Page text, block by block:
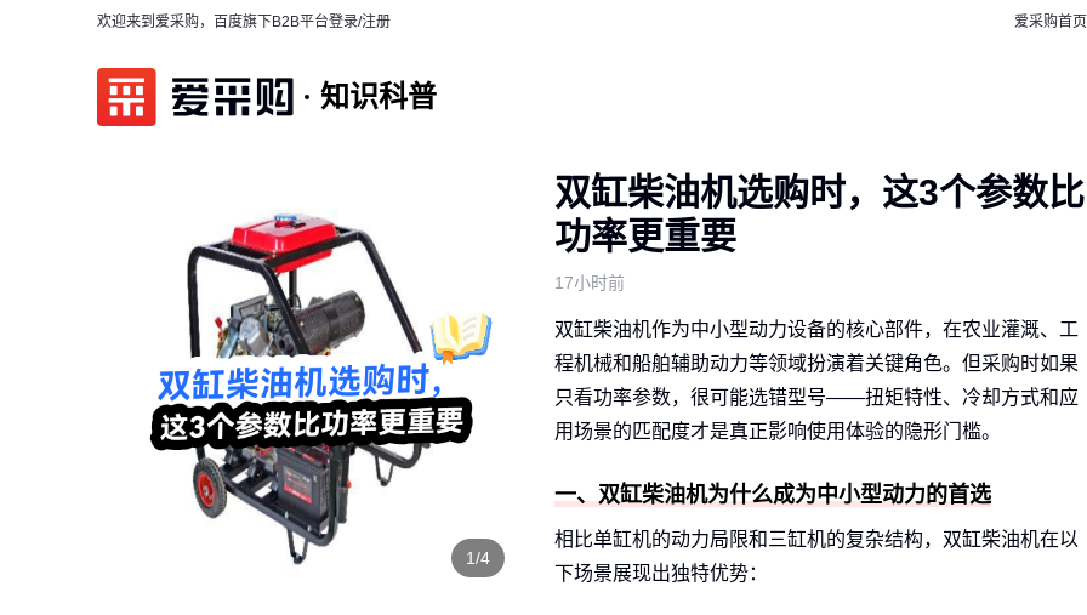
欢迎来到爱采购，百度旗下B2B平台登录/注册 爱采购首页
知识科普
1/4
双缸柴油机选购时，这3个参数比
功率更重要
17小时前
双缸柴油机作为中小型动力设备的核心部件，在农业灌溉、工
程机械和船舶辅助动力等领域扮演着关键角色。但采购时如果
只看功率参数，很可能选错型号——扭矩特性、冷却方式和应
用场景的匹配度才是真正影响使用体验的隐形门槛。
一、双缸柴油机为什么成为中小型动力的首选
相比单缸机的动力局限和三缸机的复杂结构，双缸柴油机在以
下场景展现出独特优势：